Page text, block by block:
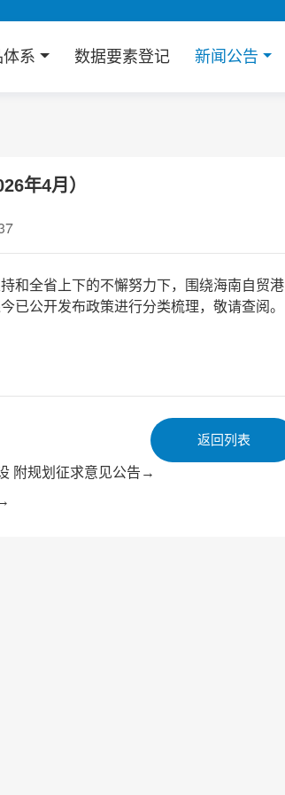
体系 数据要素登记 新闻公告
年4月）
和全省上下的不懈努力下，围绕海南自贸港
已公开发布政策进行分类梳理，敬请查阅。
返回列表
附规划征求意见公告→